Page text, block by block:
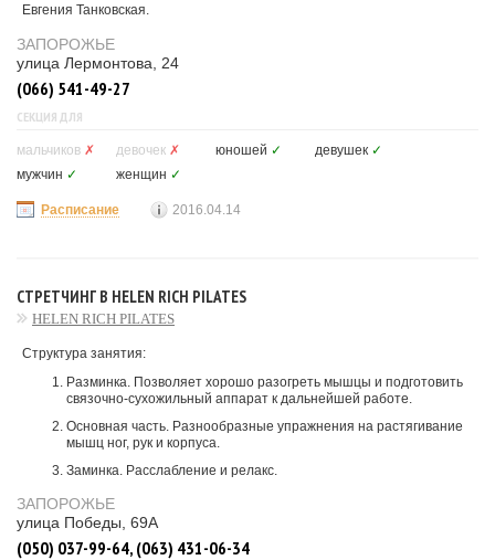
Евгения Танковская.
ЗАПОРОЖЬЕ
улица Лермонтова, 24
(066) 541-49-27
СЕКЦИЯ ДЛЯ
мальчиков ✗ девочек ✗ юношей ✓ девушек ✓
мужчин ✓ женщин ✓
Расписание 2016.04.14
СТРЕТЧИНГ В HELEN RICH PILATES
HELEN RICH PILATES
Структура занятия:
Разминка. Позволяет хорошо разогреть мышцы и подготовить
связочно-сухожильный аппарат к дальнейшей работе.
Основная часть. Разнообразные упражнения на растягивание
мышц ног, рук и корпуса.
Заминка. Расслабление и релакс.
ЗАПОРОЖЬЕ
улица Победы, 69А
(050) 037-99-64, (063) 431-06-34